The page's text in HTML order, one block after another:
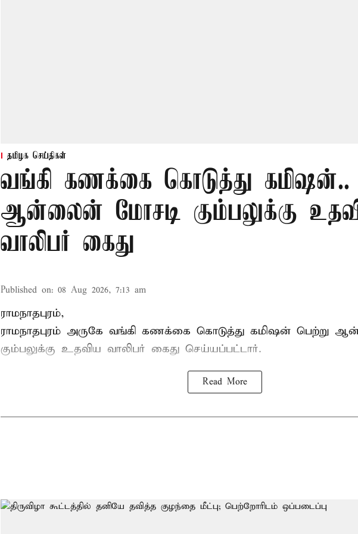
தமிழக செய்திகள்
வங்கி கணக்கை கொடுத்து கமிஷன்..
ஆன்லைன் மோசடி கும்பலுக்கு
வாலிபர் கைது
Published on: 08 Aug 2026, 7:13 am
ராமநாதபுரம்,
ராமநாதபுரம் அருகே வங்கி கணக்கை கொடுத்து கமிஷன் பெற்று
கும்பலுக்கு உதவிய வாலிபர் கைது செய்யப்பட்டார்.
Read More